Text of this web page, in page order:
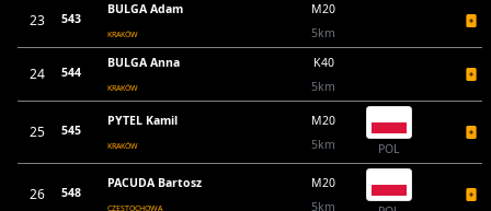
23 543
BULGA Adam
KRAKÓW
M20
5km
24 544
BULGA Anna
KRAKÓW
K40
5km
25 545
PYTEL Kamil
KRAKÓW
M20
5km
POL
26 548
PACUDA Bartosz
CZĘSTOCHOWA
M20
5km